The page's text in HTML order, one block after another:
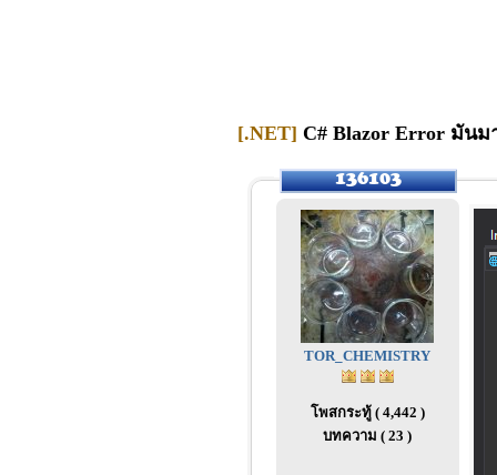
[.NET] C# Blazor Error มัน
TOR_CHEMISTRY
โพสกระทู้ ( 4,442 )
บทความ ( 23 )